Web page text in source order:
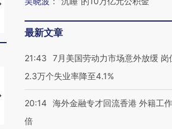
马航飞行员跨国走私7万
视线｜被称为“蟑螂”的印
【推广】走进第四届链博
会，让数智科技“链”接产
【特别呈现】寻找100种
最新文章
21:43
7月美国劳动力市场意外放缓 岗
2.3万个失业率降至4.1%
20:14 海外金融专才回流香港 外籍工
倍